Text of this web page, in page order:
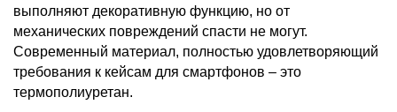
выполняют декоративную функцию, но от
механических повреждений спасти не могут.
Современный материал, полностью удовлетворяющий
требования к кейсам для смартфонов – это
термополиуретан.